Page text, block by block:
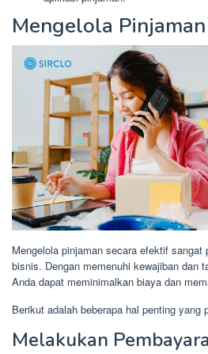
Mengelola Pinjaman
Mengelola pinjaman secara efektif
bisnis. Dengan memenuhi kewajiban dan
Anda dapat meminimalkan biaya dan
Berikut adalah beberapa hal penting yang
Melakukan